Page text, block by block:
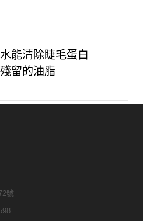
能清除睫毛蛋白
留的油脂
號